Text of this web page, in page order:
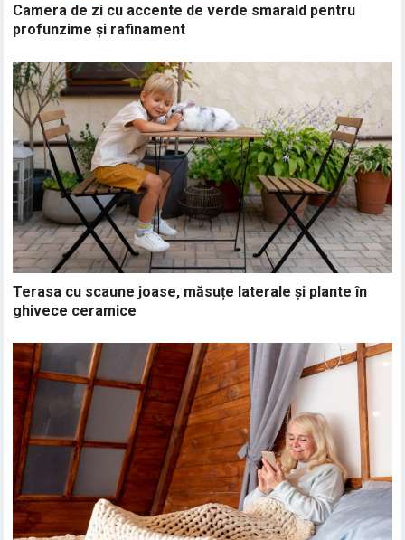
Camera de zi cu accente de verde smarald pentru
profunzime și rafinament
Terasa cu scaune joase, măsuțe laterale și plante în
ghivece ceramice